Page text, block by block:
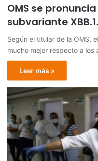
OMS se
subvariante
Según el titular de la OMS,
mucho mejor respecto a
Leer más »